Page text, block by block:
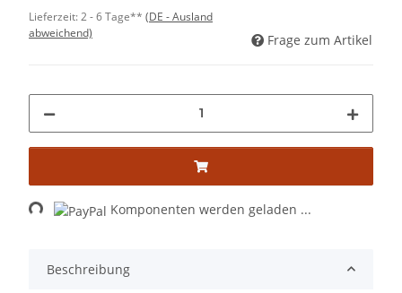
Lieferzeit:2 - 6 Tage** (DE - Ausland
abweichend)
Frage zum Artikel
Loading... Komponenten werden geladen ...
Beschreibung